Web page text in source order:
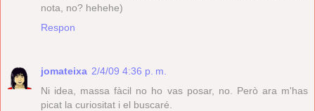
nota, no? hehehe)
Respon
jomateixa 2/4/09 4:36 p. m.
Ni idea, massa fàcil no ho vas posar, no. Però ara m'has
picat la curiositat i el buscaré.